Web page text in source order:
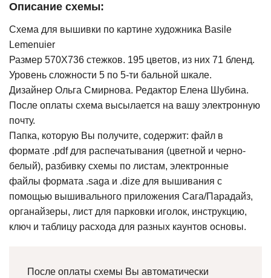
Описание схемы:
Схема для вышивки по картине художника Basile
Lemenuier
Размер 570Х736 стежков. 195 цветов, из них 71 бленд.
Уровень сложности 5 по 5-ти бальной шкале.
Дизайнер Ольга Смирнова. Редактор Елена Шубина.
После оплаты схема высылается на вашу электронную
почту.
Папка, которую Вы получите, содержит: файл в
формате .pdf для распечатывания (цветной и черно-
белый), разбивку схемы по листам, электронные
файлы формата .saga и .dize для вышивания с
помощью вышивального приложения Сага/Парадайз,
органайзеры, лист для парковки иголок, инструкцию,
ключ и таблицу расхода для разных каунтов основы.
После оплаты схемы Вы автоматически